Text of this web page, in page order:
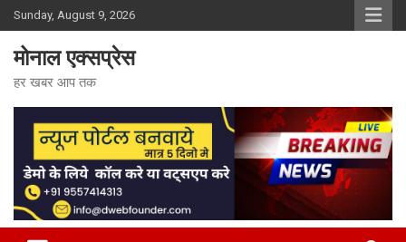
Skip
to
content
Sunday, August 9, 2026
मोनाल एक्सप्रेस
हर खबर आप तक